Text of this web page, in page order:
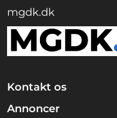
mgdk.dk
Kontakt os
Annoncer